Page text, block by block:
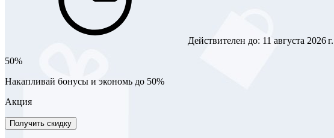
Действителен до: 11 августа 2026 г.
50%
Накапливай бонусы и экономь до 50%
Акция
Получить скидку